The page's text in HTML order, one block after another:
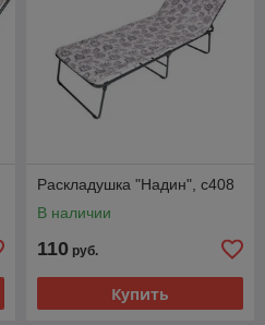
Раскладушка "Надин", с408
В наличии
110 руб.
Купить